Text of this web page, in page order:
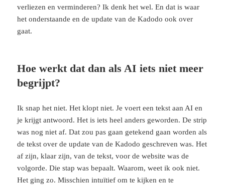
verliezen en verminderen? Ik denk het wel. En dat is waar
het onderstaande en de update van de Kadodo ook over
gaat.
Hoe werkt dat dan als AI iets niet meer
begrijpt?
Ik snap het niet. Het klopt niet. Je voert een tekst aan AI en
je krijgt antwoord. Het is iets heel anders geworden. De strip
was nog niet af. Dat zou pas gaan getekend gaan worden als
de tekst over de update van de Kadodo geschreven was. Het
af zijn, klaar zijn, van de tekst, voor de website was de
volgorde. Die stap was bepaalt. Waarom, weet ik ook niet.
Het ging zo. Misschien intuïtief om te kijken en te